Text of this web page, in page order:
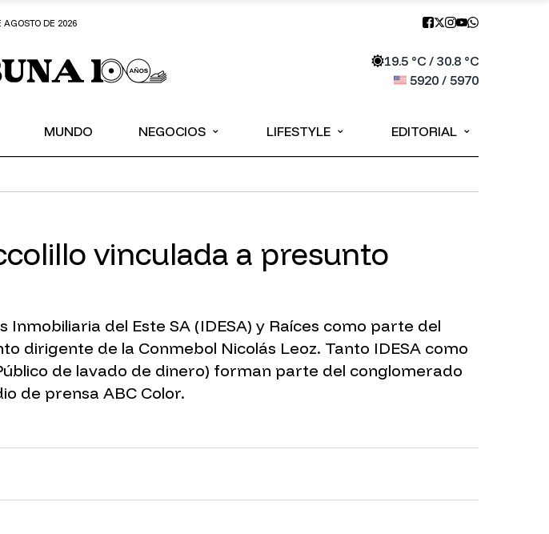
AGOSTO DE 2026
19.5°C / 30.8°C
5920/ 5970
MUNDO NEGOCIOS ⌄ LIFESTYLE ⌄ EDITORIAL ⌄
vinculada a presunto
del Este SA (IDESA) y Raíces como parte del
dirigente de la Conmebol Nicolás Leoz. Tanto IDESA como
de lavado de dinero) forman parte del conglomerado
de prensa ABC Color.